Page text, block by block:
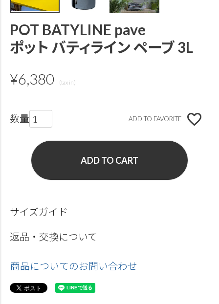
POT BATYLINE pave
ポット バティライン ペーブ 3L
¥6,380
ADD TO FAVORITE
ADD TO CART
サイズガイド
返品・交換について
商品についてのお問い合わせ